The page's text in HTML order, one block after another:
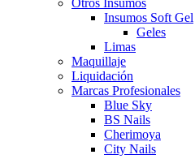
Insumos Soft Gel
Geles
Limas
Maquillaje
Liquidación
Marcas Profesionales
Blue Sky
BS Nails
Cherimoya
City Nails